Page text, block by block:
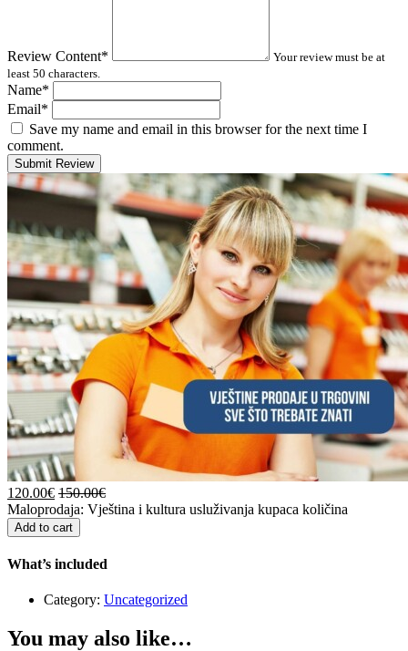
Review Content*
Your review must be at
least 50 characters.
Name*
Email*
Save my name and email in this browser for the next time I
comment.
Submit Review
120.00€ 150.00€
Maloprodaja: Vještina i kultura usluživanja kupaca količina
Add to cart
What’s included
Category: Uncategorized
You may also like…